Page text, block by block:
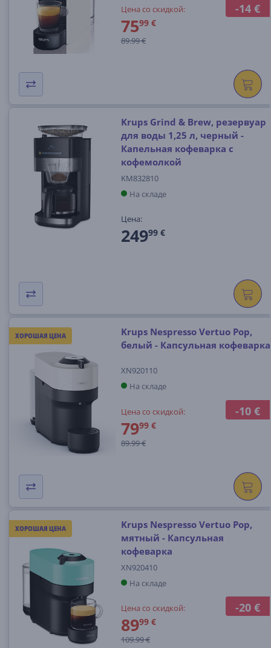
-14 €
Цена со скидкой:
7599 €
89.99 €
Krups Grind & Brew, резервуар
для воды 1,25 л, черный -
Капельная кофеварка с
кофемолкой
KM832810
На складе
Цена:
24999 €
ХОРОШАЯ ЦЕНА
-10 €
Krups Nespresso Vertuo Pop,
белый - Капсульная кофеварка
XN920110
На складе
Цена со скидкой:
7999 €
89.99 €
ХОРОШАЯ ЦЕНА
-20 €
Krups Nespresso Vertuo Pop,
мятный - Капсульная
кофеварка
XN920410
На складе
Цена со скидкой:
8999 €
109.99 €